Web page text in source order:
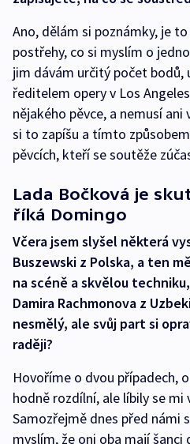
Ano, dělám si poznámky, je
postřehy, co si myslím o
jim dávám určitý počet bodů,
ředitelem opery v Los
nějakého pěvce, a nemusí
si to zapíšu a tímto
pěvcích, kteří se soutěže
Lada Bočková je
říká Domingo
Včera jsem slyšel některá
Buszewski z Polska, a ten
na scéně a skvělou
Damira Rachmonova z
nesmělý, ale svůj part si
raději?
Hovoříme o dvou případech,
hodně rozdílní, ale líbily se mi
Samozřejmě dnes před námi
myslím, že oni oba mají